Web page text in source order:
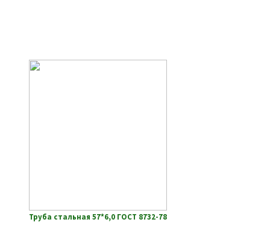
Труба стальная 57*6,0 ГОСТ 8732-78